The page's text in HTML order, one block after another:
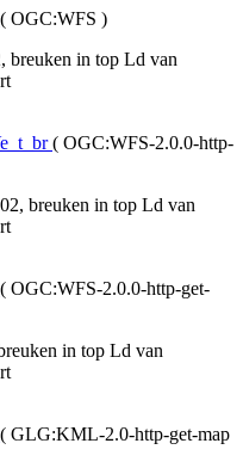
( OGC:WFS )
breuken in top Ld van
( OGC:WFS-2.0.0-http-
breuken in top Ld van
( OGC:WFS-2.0.0-http-get-
in top Ld van
( GLG:KML-2.0-http-get-map